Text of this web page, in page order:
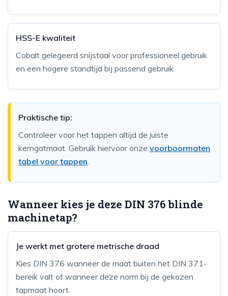
HSS-E kwaliteit
Cobalt gelegeerd snijstaal voor professioneel gebruik
en een hogere standtijd bij passend gebruik.
Praktische tip:
Controleer voor het tappen altijd de juiste
kerngatmaat. Gebruik hiervoor onze voorboormaten
tabel voor tappen.
Wanneer kies je deze DIN 376 blinde
machinetap?
Je werkt met grotere metrische draad
Kies DIN 376 wanneer de maat buiten het DIN 371-
bereik valt of wanneer deze norm bij de gekozen
tapmaat hoort.